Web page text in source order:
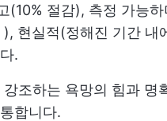
(10% 절감), 측정 가능
), 현실적(정해진 기간 내
.
강조하는 욕망의 힘과 명
합니다.